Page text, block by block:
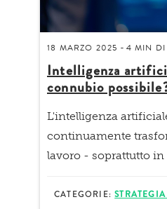
18 MARZO 2025 - 4 MIN
Intelligenza
connubio
L'intelligenza
continuamente
lavoro - soprattutto
CATEGORIE: